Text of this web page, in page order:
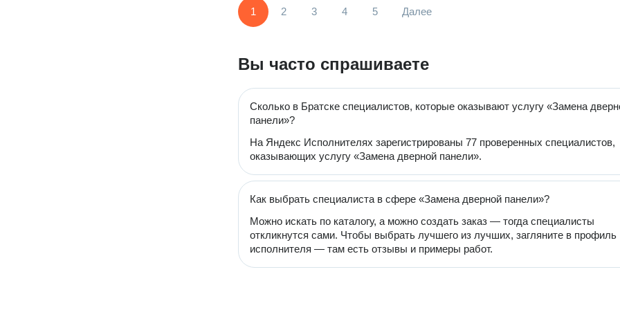
1 2 3 4 5 Далее
Вы часто спрашиваете
Сколько в Братске специалистов, которые оказывают услугу «Замена
панели»?
На Яндекс Исполнителях зарегистрированы 77 проверенных специалистов,
оказывающих услугу «Замена дверной панели».
Как выбрать специалиста в сфере «Замена дверной панели»?
Можно искать по каталогу, а можно создать заказ — тогда специалисты
откликнутся сами. Чтобы выбрать лучшего из лучших, загляните в профиль
исполнителя — там есть отзывы и примеры работ.